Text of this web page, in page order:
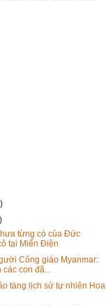
từng có của Đức
tại Miến Điện
Công giáo Myanmar:
các con đã...
tàng lịch sử tự nhiên Hoa